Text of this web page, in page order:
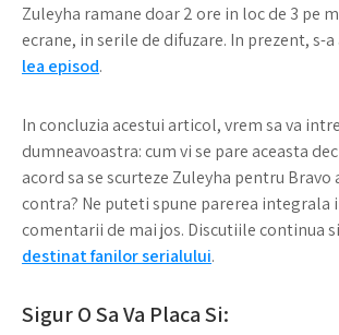
Zuleyha ramane doar 2 ore in loc de 3 pe
ecrane, in serile de difuzare. In prezent, s-a
lea episod.
In concluzia acestui articol, vrem sa va
dumneavoastra: cum vi se pare aceasta
acord sa se scurteze Zuleyha pentru
contra? Ne puteti spune parerea integrala
comentarii de mai jos. Discutiile continua
destinat fanilor serialului.
Sigur O Sa Va Placa Si: